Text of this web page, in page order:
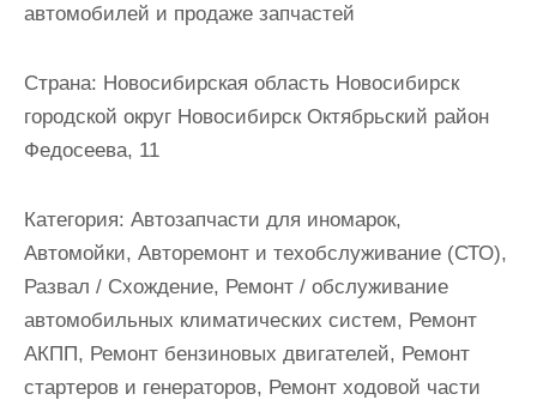
автомобилей и продаже запчастей
Страна: Новосибирская область Новосибирск
городской округ Новосибирск Октябрьский район
Федосеева, 11
Категория: Автозапчасти для иномарок,
Автомойки, Авторемонт и техобслуживание (СТО),
Развал / Схождение, Ремонт / обслуживание
автомобильных климатических систем, Ремонт
АКПП, Ремонт бензиновых двигателей, Ремонт
стартеров и генераторов, Ремонт ходовой части